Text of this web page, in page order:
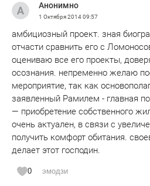
Анонимно
1 Октября 201409:57
амбициозный проект. зная
отчасти сравнить его с
оцениваю все его проекты,
осознания. непременно желаю
мероприятие, так как
заявленный Рамилем - главная
— приобретение собственного
очень актуален, в связи с
получить комфорт обитания.
делает этот господин.
0 эмодзи